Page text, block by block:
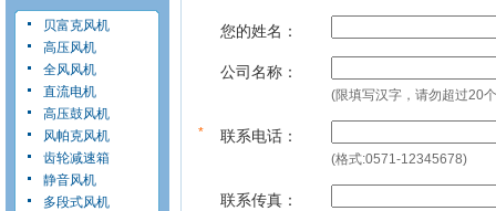
贝富克风机
高压风机
全风风机
直流电机
高压鼓风机
风帕克风机
齿轮减速箱
静音风机
多段式风机
您的姓名：
公司名称：
(限填写汉字，请勿超过20
* 联系电话：
(格式:0571-12345678)
联系传真：